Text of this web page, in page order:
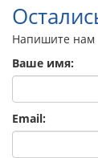
Напишите нам
Ваше имя:
Email: